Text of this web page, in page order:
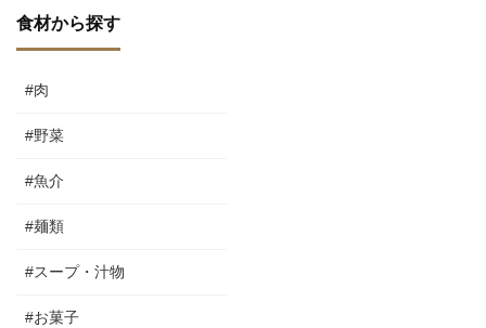
食材から探す
#肉
#野菜
#魚介
#麺類
#スープ・汁物
#お菓子